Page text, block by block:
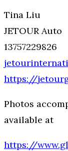
Tina Liu
JETOUR Auto
13757229826
https://
Photos
available at
https://